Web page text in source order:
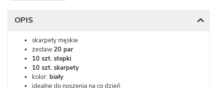
OPIS
skarpety męskie
zestaw20 par
10 szt. stopki
10 szt. skarpety
kolor: biały
idealne do noszenia na co dzień